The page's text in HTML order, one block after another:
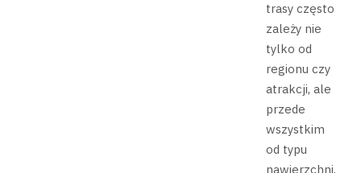
trasy często
zależy nie
tylko od
regionu czy
atrakcji, ale
przede
wszystkim
od typu
nawierzchni,